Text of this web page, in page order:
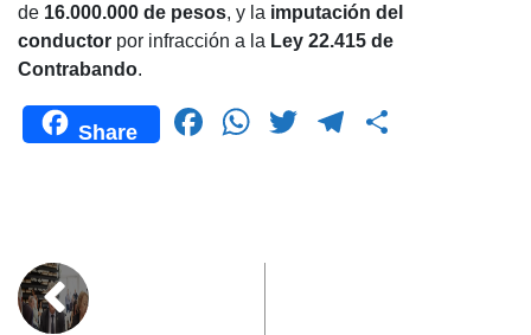
de 16.000.000 de pesos, y la imputación del
conductor por infracción a la Ley 22.415 de
Contrabando.
Share
F
W
A
T
T